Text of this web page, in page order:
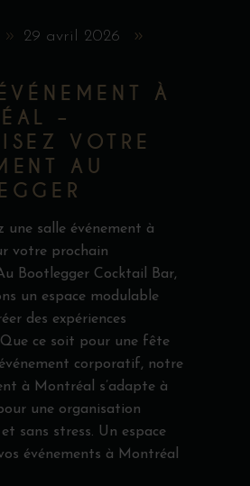
29 avril 2026
À
–
VOTRE
AU
une salle événement à
votre prochain
Bootlegger Cocktail Bar,
un espace modulable
des expériences
ce soit pour une fête
corporatif, notre
à Montréal s’adapte à
une organisation
sans stress. Un espace
événements à Montréal